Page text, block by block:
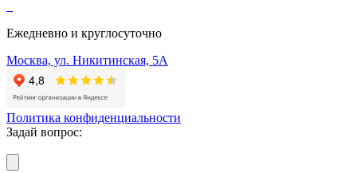
Ежедневно и круглосуточно
Москва, ул. Никитинская, 5А
Политика конфиденциальности
Задай вопрос: